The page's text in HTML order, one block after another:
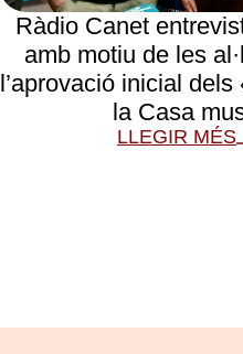
Ràdio Canet
amb motiu de les
l’aprovació inicial
la Casa
LLEGIR MÉS